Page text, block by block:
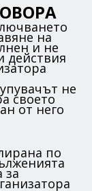
на
и не
действия
не
своето
от него
по
за